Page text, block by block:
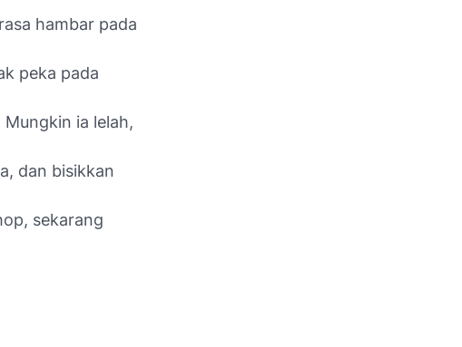
hambar pada
peka pada
ia lelah,
dan bisikkan
sekarang